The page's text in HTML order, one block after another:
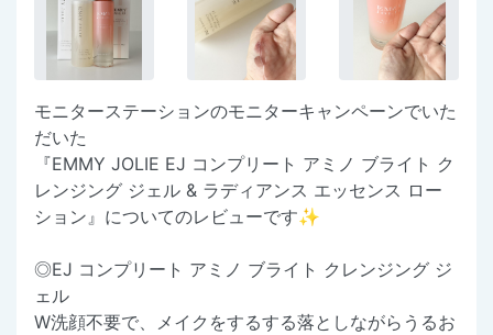
モニターステーションのモニターキャンペーンでいた
だいた
『EMMY JOLIE EJ コンプリート アミノ ブライト ク
レンジング ジェル & ラディアンス エッセンス ロー
ション』についてのレビューです✨
◎EJ コンプリート アミノ ブライト クレンジング ジ
ェル
W洗顔不要で、メイクをするする落としながらうるお